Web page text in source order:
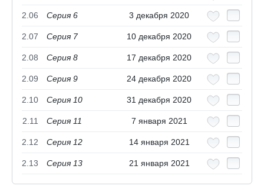
2.06 Серия 6 3 декабря 2020
2.07 Серия 7 10 декабря 2020
2.08 Серия 8 17 декабря 2020
2.09 Серия 9 24 декабря 2020
2.10 Серия 10 31 декабря 2020
2.11 Серия 11 7 января 2021
2.12 Серия 12 14 января 2021
2.13 Серия 13 21 января 2021